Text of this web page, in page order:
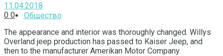
Общество
11.04.2018
0 0
The appearance and interior was thoroughly changed. Willys
Overland jeep production has passed to Kaiser Jeep, and
then to the manufacturer Amerikan Motor Company.